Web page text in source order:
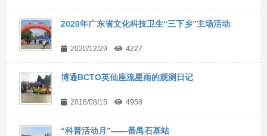
2020年广东省文化科技卫生“三下乡”主场活动
2020/12/29 4227
博通BCTO英仙座流星雨的观测日记
2018/08/15 4958
“科普活动月”——番禺石基站